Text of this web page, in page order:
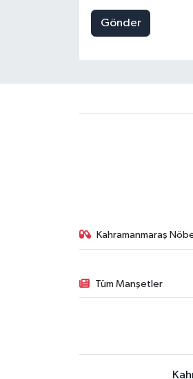
Gönder
Kahramanmaraş
Tüm Manşetler